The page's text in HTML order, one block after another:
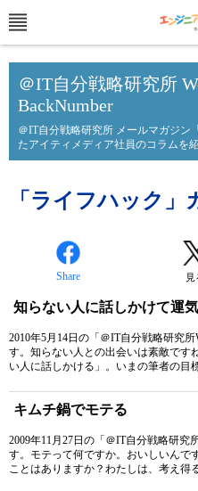
＠IT自分戦略研究所
BackNumber
＠IT自分戦略研究所 メールマガジン
たアイティメディア社員のコラムを紹
「ライフハック
Share 見
知らない人に話しかけて運
2010年5月14日の「＠IT自分戦略研究
す。知らない人との出会いは素敵で
い人に話しかける」。いまの筆者の目
キムチ鍋でモテる
2009年11月27日の「＠IT自分戦略研究
す。モテって何ですか。おいしいんで
ことはありますか？わたしは、考え得